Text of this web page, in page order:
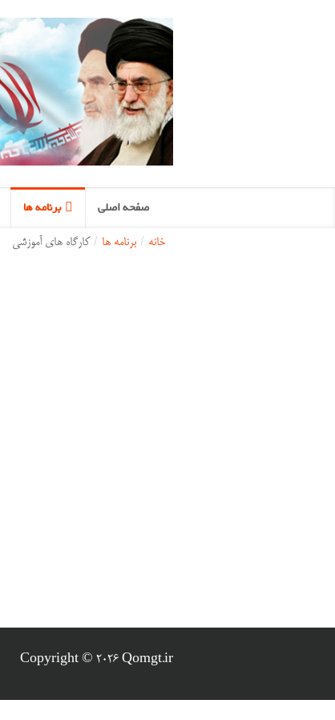
صفحه اصلی برنامه ها
خانه / برنامه ها / کارگاه های آموزشی
Copyright © 2026 Qomgt.ir